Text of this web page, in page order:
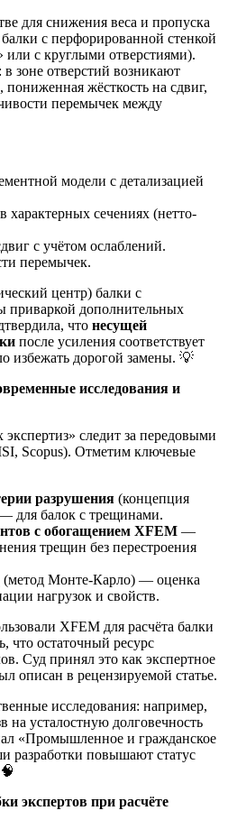
для снижения веса и пропуска
с перфорированной стенкой
с круглыми отверстиями).
зоне отверстий возникают
жёсткость на сдвиг,
перемычек между
модели с детализацией
характерных сечениях (нетто-
с учётом ослаблений.
перемычек.
центр) балки с
приваркой дополнительных
что несущей
после усиления соответствует
избежать дорогой замены. 💡
исследования и
следит за передовыми
Scopus). Отметим ключевые
разрушения (концепция
для балок с трещинами.
с обогащением XFEM —
трещин без перестроения
(метод Монте-Карло) — оценка
нагрузок и свойств.
XFEM для расчёта балки
что остаточный ресурс
Суд принял это как экспертное
описан в рецензируемой статье.
исследования: например,
на усталостную долговечность
«Промышленное и гражданское
разработки повышают статус
экспертов при расчёте